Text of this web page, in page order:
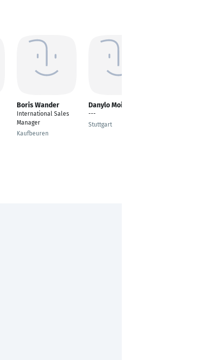
Boris Wander
International Sales
Manager
Kaufbeuren
Danylo Moiseiev
---
Stuttgart